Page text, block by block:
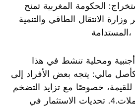
الحكومة المغربية تمنح
الانتقال الطاقي والتنمية
المستدامة،
ومحلية تنشط في هذا
مالي: يتجه بعض الأفراد إلى
خصوصًا مع تزايد التضخم
وتراجع قيمة العملات.4. تحديات الاستثمار في